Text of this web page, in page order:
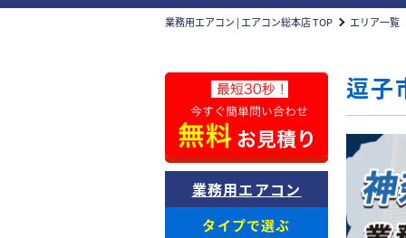
業務用エアコン | エアコン総本店 TOP エリア一覧
逗子
業務用エアコン
タイプで選ぶ